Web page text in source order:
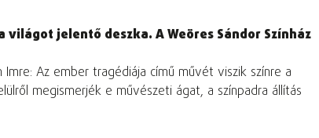
jelentő deszka. A Weöres Sándor Színház
Az ember tragédiája című művét viszik színre a
megismerjék e művészeti ágat, a színpadra állítás